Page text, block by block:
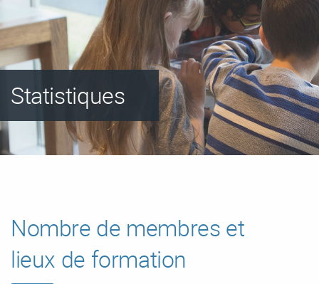
Statistiques
Nombre de membres et
lieux de formation